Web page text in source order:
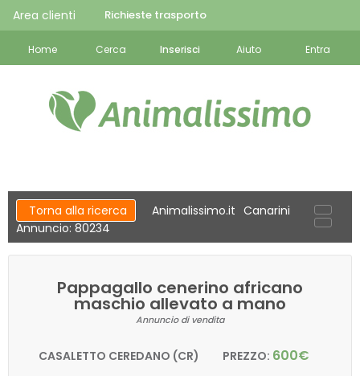
Area clienti Richieste trasporto
Home Cerca Inserisci Aiuto Entra
Torna alla ricerca Animalissimo.it Canarini
Annuncio: 80234
Pappagallo cenerino africano
maschio allevato a mano
Annuncio di vendita
CASALETTO CEREDANO (CR) PREZZO: 600€